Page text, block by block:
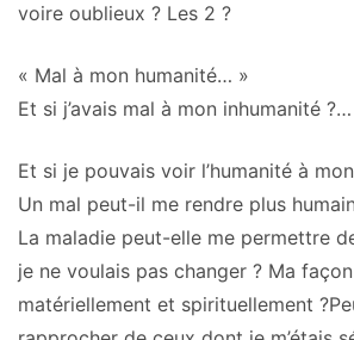
voire oublieux ? Les 2 ?
« Mal à mon humanité… »
Et si j’avais mal à mon inhumanité ?…
Et si je pouvais voir l’humanité à
Un mal peut-il me rendre plus
La maladie peut-elle me permettre
je ne voulais pas changer ? Ma
matériellement et spirituellement